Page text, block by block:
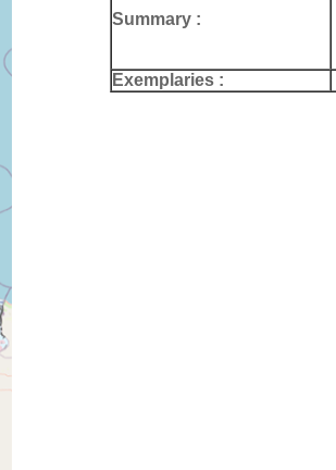
Summary :
Exemplaries :